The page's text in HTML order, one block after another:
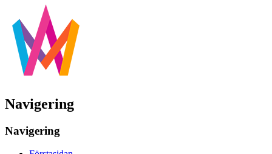
Navigering
Navigering